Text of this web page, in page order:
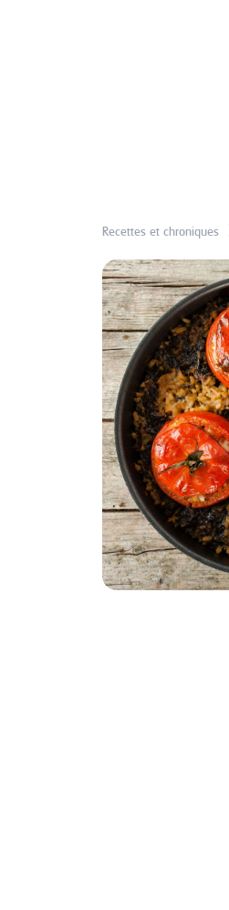
Recettes et chroniques